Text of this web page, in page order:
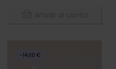
-14,00 €